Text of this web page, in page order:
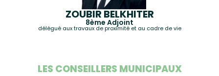
ZOUBIR BELKHITER
8ème Adjoint
délégué aux travaux de proximité et au cadre de vie
LES CONSEILLERS MUNICIPAUX